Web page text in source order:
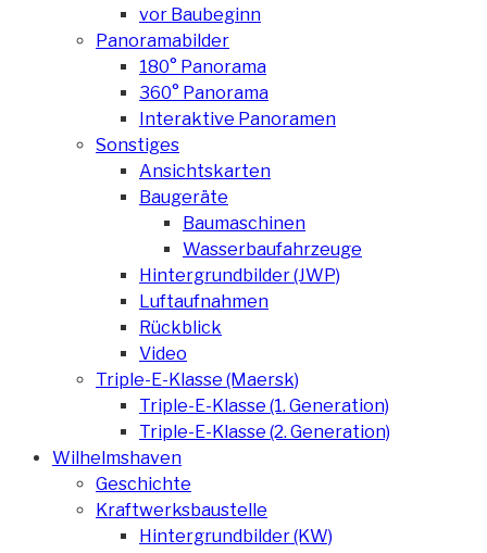
vor Baubeginn
Panoramabilder
180° Panorama
360° Panorama
Interaktive Panoramen
Sonstiges
Ansichtskarten
Baugeräte
Baumaschinen
Wasserbaufahrzeuge
Hintergrundbilder (JWP)
Luftaufnahmen
Rückblick
Video
Triple-E-Klasse (Maersk)
Triple-E-Klasse (1. Generation)
Triple-E-Klasse (2. Generation)
Wilhelmshaven
Geschichte
Kraftwerksbaustelle
Hintergrundbilder (KW)